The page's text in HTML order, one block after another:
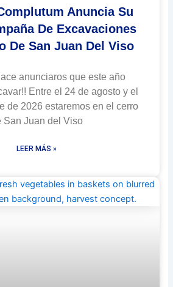
Anuncia Su
De Excavaciones
De San Juan Del Viso
anunciaros que este año
Entre el 24 de agosto y el
de 2026 estaremos en el cerro
San Juan del Viso
LEER MÁS »